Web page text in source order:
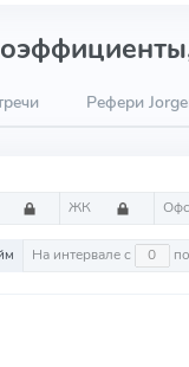
Рефери
ЖК
На интервале с по